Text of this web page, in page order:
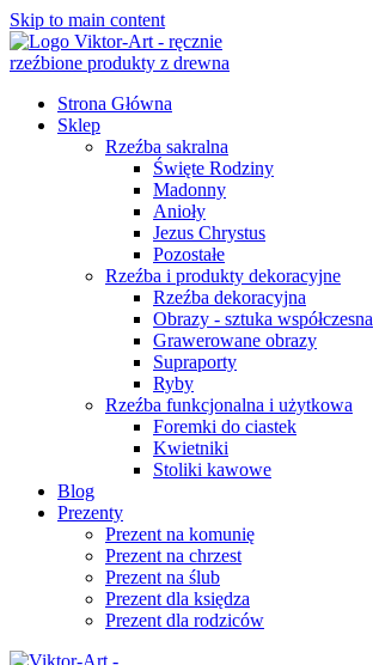
Skip to main content
Strona Główna
Sklep
Rzeźba sakralna
Święte Rodziny
Madonny
Anioły
Jezus Chrystus
Pozostałe
Rzeźba i produkty dekoracyjne
Rzeźba dekoracyjna
Obrazy - sztuka współczesna
Grawerowane obrazy
Supraporty
Ryby
Rzeźba funkcjonalna i użytkowa
Foremki do ciastek
Kwietniki
Stoliki kawowe
Blog
Prezenty
Prezent na komunię
Prezent na chrzest
Prezent na ślub
Prezent dla księdza
Prezent dla rodziców